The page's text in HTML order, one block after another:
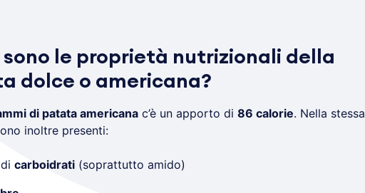
sono le proprietà nutrizionali della
dolce o americana?
di patata americanac’è un apporto di 86 calorie. Nella stessa
inoltre presenti:
carboidrati(soprattutto amido)